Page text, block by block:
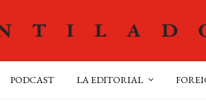
PODCAST LA EDITORIAL